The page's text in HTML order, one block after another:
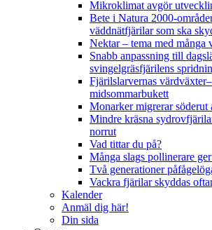
Mikroklimat avgör
Bete i Natura 2000-
väddnätfjärilar som ska
Nektar – tema med många
Snabb anpassning till
svingelgräsfjärilens
Fjärilslarvernas
midsommarbukett
Monarker migrerar söderut
Mindre kräsna
norrut
Vad tittar du på?
Många slags pollinerare
Två generationer
Vackra fjärilar skyddas
Kalender
Anmäl dig här!
Din sida